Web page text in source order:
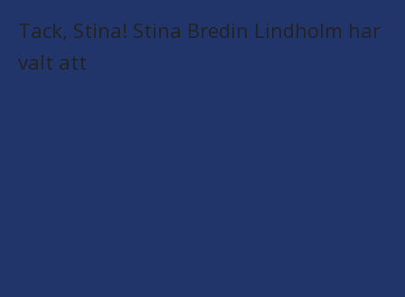
Tack, Stina! Stina Bredin Lindholm har
valt att